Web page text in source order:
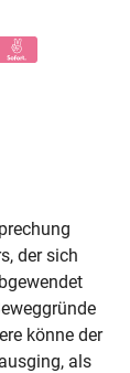
der sich
könne der
als